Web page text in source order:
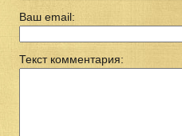
Ваш email:
Текст комментария: